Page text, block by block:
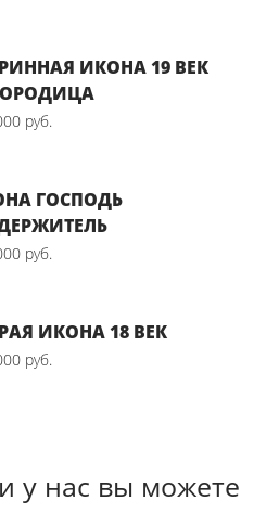
ИКОНА 19 ВЕК
руб.
ГОСПОДЬ
руб.
ИКОНА 18 ВЕК
руб.
у нас вы можете